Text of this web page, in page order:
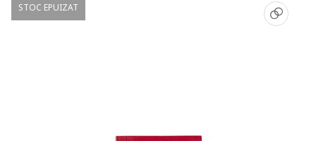
STOC EPUIZAT